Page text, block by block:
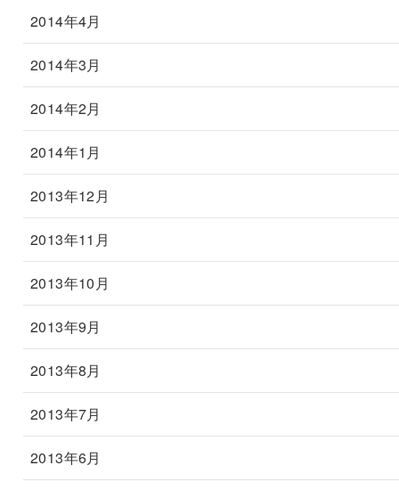
2014年4月
2014年3月
2014年2月
2014年1月
2013年12月
2013年11月
2013年10月
2013年9月
2013年8月
2013年7月
2013年6月